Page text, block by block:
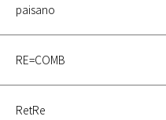
paisano
RE=COMB
RetRe